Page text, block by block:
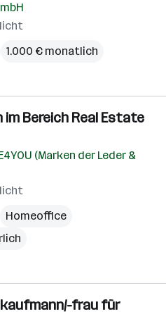
1.000 € monatlich
Bereich Real Estate
(Marken der Leder &
Homeoffice
frau für